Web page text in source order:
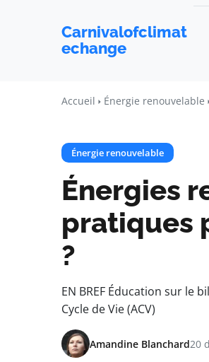
Carnivalofclimat
echange
Accueil Énergie renouvelable
Énergie renouvelable
Énergies
pratiques
?
EN BREF Éducation sur le
Cycle de Vie (ACV)
Amandine Blanchard20